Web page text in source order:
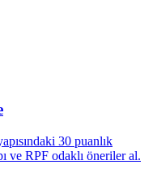
30 puanlık
ve RPF odaklı öneriler al.